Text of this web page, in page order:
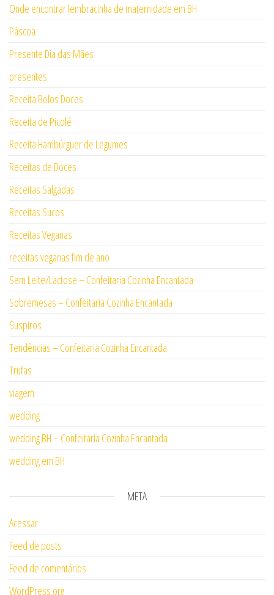
Onde encontrar lembracinha de maternidade em BH
Páscoa
Presente Dia das Mães
presentes
Receita Bolos Doces
Receita de Picolé
Receita Hambúrguer de Legumes
Receitas de Doces
Receitas Salgadas
Receitas Sucos
Receitas Veganas
receitas veganas fim de ano
Sem Leite/Lactose – Confeitaria Cozinha Encantada
Sobremesas – Confeitaria Cozinha Encantada
Suspiros
Tendências – Confeitaria Cozinha Encantada
Trufas
viagem
wedding
wedding BH – Confeitaria Cozinha Encantada
wedding em BH
META
Acessar
Feed de posts
Feed de comentários
WordPress.org